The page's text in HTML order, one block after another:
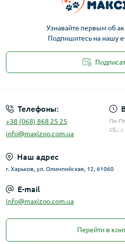
Узнавайте первым об
Подпишитесь на нашу
Телефоны:
+38 (068) 868 25 25
info@maxizoo.com.ua
Пн-
Сб.: с
Наш адрес
г. Харьков, ул. Олимпийская, 12, 61060
E-mail
info@maxizoo.com.ua
Перейти в